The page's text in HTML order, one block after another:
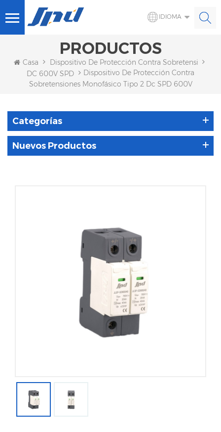
IDIOMA
PRODUCTOS
Casa
Dispositivo De Protección Contra Sobretensiones
DC 600V SPD
Dispositivo De Protección Contra
Sobretensiones Monofásico Tipo 2 Dc SPD 600V
Categorías
Nuevos Productos